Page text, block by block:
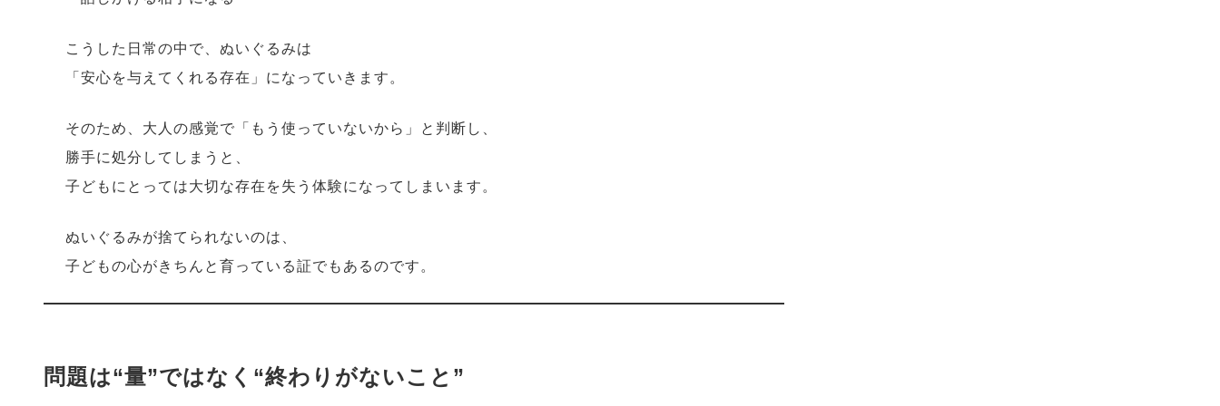
こうした日常の中で、ぬいぐるみは
「安心を与えてくれる存在」になっていきます。
そのため、大人の感覚で「もう使っていないから」と判断し、
勝手に処分してしまうと、
子どもにとっては大切な存在を失う体験になってしまいます。
ぬいぐるみが捨てられないのは、
子どもの心がきちんと育っている証でもあるのです。
問題は“量”ではなく“終わりがないこと”